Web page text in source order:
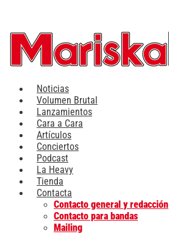
contenido
Noticias
Volumen Brutal
Lanzamientos
Cara a Cara
Artículos
Conciertos
Podcast
La Heavy
Tienda
Contacta
Contacto general y redacción
Contacto para bandas
Mailing